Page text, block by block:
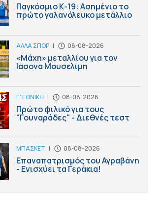
Παγκόσμιο Κ-19: Ασημένιο το
πρώτο γαλανόλευκο μετάλλιο
ΑΛΛΑ ΣΠΟΡ | 08-08-2026
«Μάχη» μεταλλίου για τον
Ιάσονα Μουσελίμη
Γ' ΕΘΝΙΚΗ | 08-08-2026
Πρώτο φιλικό για τους
"Γουναράδες" - Διεθνές τεστ
ΜΠΑΣΚΕΤ | 08-08-2026
Επαναπατρισμός του Αγραβάνη
- Ενισχύει τα Γεράκια!